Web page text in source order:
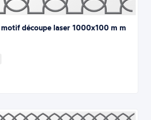
découpe laser 1000x100 m m